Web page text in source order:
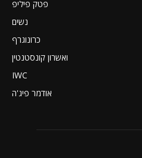
פטק פיליפ
נשים
כרונוגרף
ואשרון קונסטנטין
IWC
אודמר פיג'ה